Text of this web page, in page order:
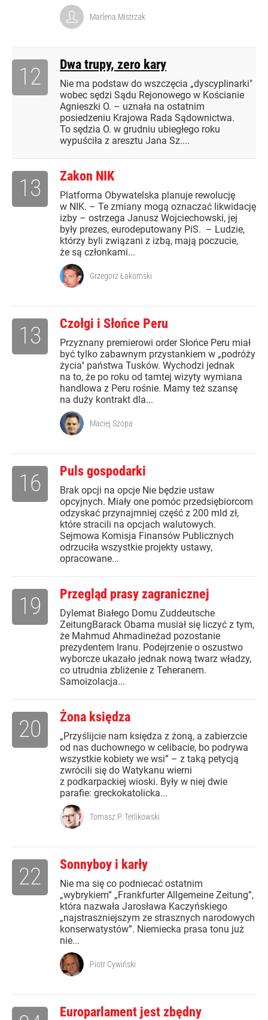
Marlena Mistrzak
Dwa trupy, zero kary
Nie ma podstaw do wszczęcia „dyscyplinarki"
wobec sędzi Sądu Rejonowego w Kościanie
Agnieszki O. – uznała na ostatnim
posiedzeniu Krajowa Rada Sądownictwa.
To sędzia O. w grudniu ubiegłego roku
wypuściła z aresztu Jana Sz....
12
Zakon NIK
Platforma Obywatelska planuje rewolucję
w NIK. – Te zmiany mogą oznaczać likwidację
izby – ostrzega Janusz Wojciechowski, jej
były prezes, eurodeputowany PiS. – Ludzie,
którzy byli związani z izbą, mają poczucie,
że są członkami...
13
Grzegorz Łakomski
Czołgi i Słońce Peru
Przyznany premierowi order Słońce Peru miał
być tylko zabawnym przystankiem w „podróży
życia" państwa Tusków. Wychodzi jednak
na to, że po roku od tamtej wizyty wymiana
handlowa z Peru rośnie. Mamy też szansę
na duży kontrakt dla...
13
Maciej Szopa
Puls gospodarki
Brak opcji na opcje Nie będzie ustaw
opcyjnych. Miały one pomóc przedsiębiorcom
odzyskać przynajmniej część z 200 mld zł,
które stracili na opcjach walutowych.
Sejmowa Komisja Finansów Publicznych
odrzuciła wszystkie projekty ustawy,
opracowane...
16
Przegląd prasy zagranicznej
Dylemat Białego Domu Zuddeutsche
ZeitungBarack Obama musiał się liczyć z tym,
że Mahmud Ahmadineżad pozostanie
prezydentem Iranu. Podejrzenie o oszustwo
wyborcze ukazało jednak nową twarz władzy,
co utrudnia zbliżenie z Teheranem.
Samoizolacja...
19
Żona księdza
„Przyślijcie nam księdza z żoną, a zabierzcie
od nas duchownego w celibacie, bo podrywa
wszystkie kobiety we wsi” – z taką petycją
zwrócili się do Watykanu wierni
z podkarpackiej wioski. Były w niej dwie
parafie: greckokatolicka...
20
Tomasz P. Terlikowski
Sonnyboy i karły
Nie ma się co podniecać ostatnim
„wybrykiem” „Frankfurter Allgemeine Zeitung”,
która nazwała Jarosława Kaczyńskiego
„najstraszniejszym ze strasznych narodowych
konserwatystów”. Niemiecka prasa tonu już
nie...
22
Piotr Cywiński
Europarlament jest zbędny